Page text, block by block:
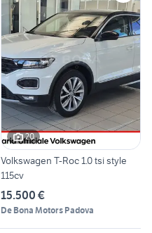
20
Volkswagen T-Roc 1.0 tsi style
115cv
15.500 €
De Bona Motors Padova